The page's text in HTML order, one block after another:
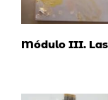
Módulo III.